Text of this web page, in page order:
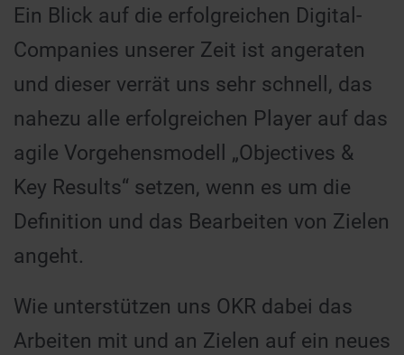
Ein Blick auf die erfolgreichen Digital-
Companies unserer Zeit ist angeraten
und dieser verrät uns sehr schnell, das
nahezu alle erfolgreichen Player auf das
agile Vorgehensmodell „Objectives &
Key Results“ setzen, wenn es um die
Definition und das Bearbeiten von Zielen
angeht.
Wie unterstützen uns OKR dabei das
Arbeiten mit und an Zielen auf ein neues